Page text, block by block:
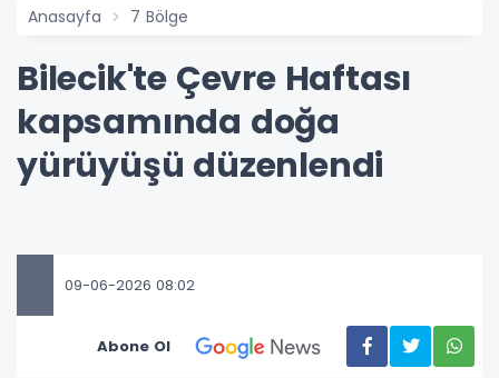
Anasayfa 7 Bölge
Bilecik'te Çevre Haftası
kapsamında doğa
yürüyüşü düzenlendi
09-06-2026 08:02
Abone Ol